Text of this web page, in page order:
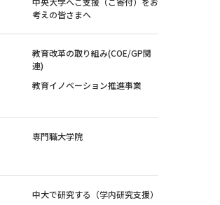
考えの皆さまへ
教育改革の取り組み(COE/GP関
連)
教育イノベーション推進事業
専門職大学院
中大で研究する（学内研究支援）